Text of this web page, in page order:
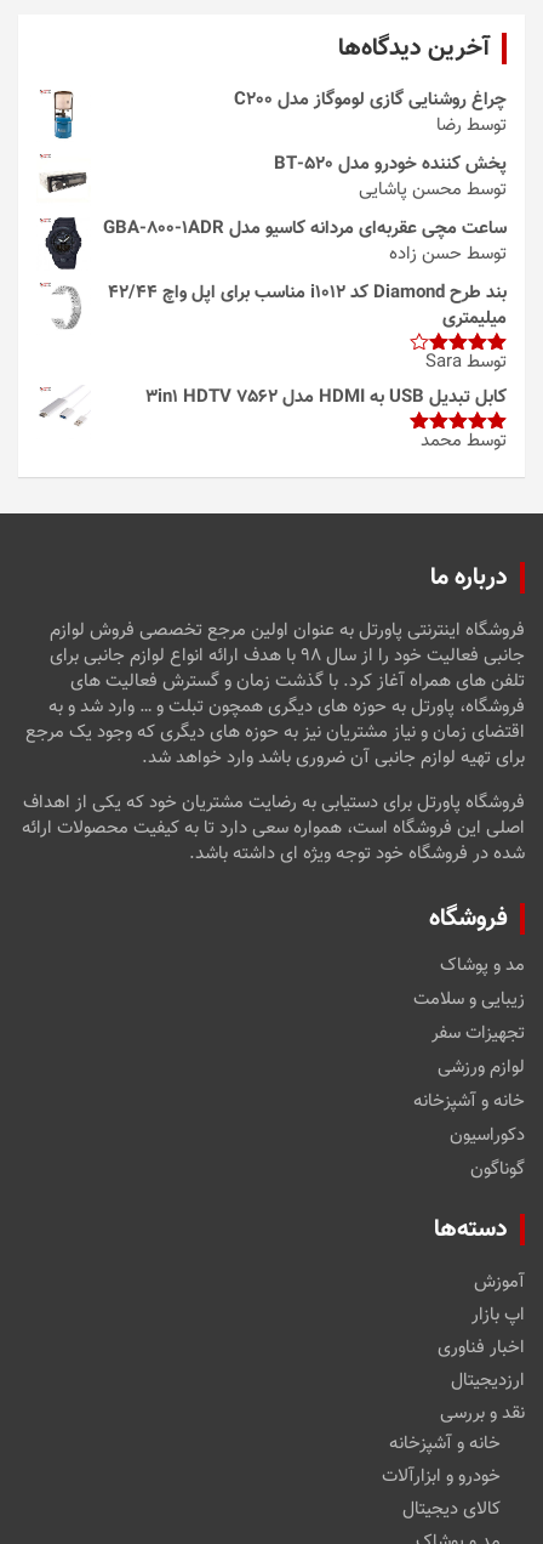
آخرین دیدگاه‌ها
چراغ روشنایی گازی لوموگاز مدل C200
توسط رضا
پخش کننده خودرو مدل 520-BT
توسط محسن پاشایی
ساعت مچی عقربه‌ای مردانه کاسیو مدل GBA-800-1ADR
توسط حسن زاده
بند طرح Diamond کد i1012 مناسب برای اپل واچ 42/44
میلیمتری
امتیاز4
از 5
توسط Sara
کابل تبدیل USB به HDMI مدل 3in1 HDTV 7562
امتیاز5از
توسط محمد
درباره ما
فروشگاه اینترنتی پاورتل به عنوان اولین مرجع تخصصی فروش لوازم
جانبی فعالیت خود را از سال ۹۸ با هدف ارائه انواع لوازم جانبی برای
تلفن های همراه آغاز کرد. با گذشت زمان و گسترش فعالیت های
فروشگاه، پاورتل به حوزه های دیگری همچون تبلت و … وارد شد و به
اقتضای زمان و نیاز مشتریان نیز به حوزه های دیگری که وجود یک مرجع
برای تهیه لوازم جانبی آن ضروری باشد وارد خواهد شد.
فروشگاه پاورتل برای دستیابی به رضایت مشتریان خود که یکی از اهداف
اصلی این فروشگاه است، همواره سعی دارد تا به کیفیت محصولات ارائه
شده در فروشگاه خود توجه ویژه ای داشته باشد.
فروشگاه
مد و پوشاک
زیبایی و سلامت
تجهیزات سفر
لوازم ورزشی
خانه و آشپزخانه
دکوراسیون
گوناگون
دسته‌ها
آموزش
اپ بازار
اخبار فناوری
ارزدیجیتال
نقد و بررسی
خانه و آشپزخانه
خودرو و ابزارآلات
کالای دیجیتال